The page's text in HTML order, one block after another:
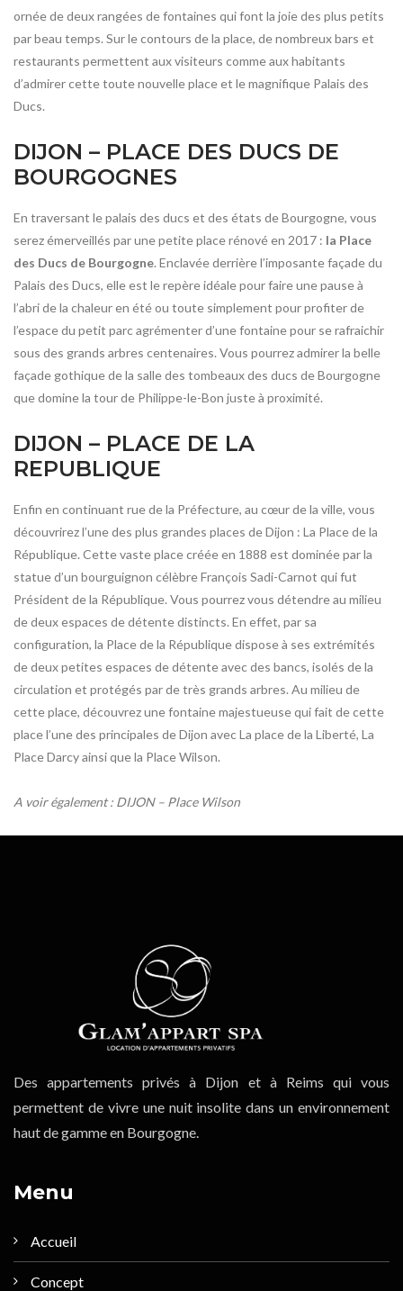
ornée de deux rangées de fontaines qui font la joie des plus petits
par beau temps. Sur le contours de la place, de nombreux bars et
restaurants permettent aux visiteurs comme aux habitants
d’admirer cette toute nouvelle place et le magnifique Palais des
Ducs.
DIJON – PLACE DES DUCS DE
BOURGOGNES
En traversant le palais des ducs et des états de Bourgogne, vous
serez émerveillés par une petite place rénové en 2017 : la Place
des Ducs de Bourgogne. Enclavée derrière l’imposante façade du
Palais des Ducs, elle est le repère idéale pour faire une pause à
l’abri de la chaleur en été ou toute simplement pour profiter de
l’espace du petit parc agrémenter d’une fontaine pour se rafraichir
sous des grands arbres centenaires. Vous pourrez admirer la belle
façade gothique de la salle des tombeaux des ducs de Bourgogne
que domine la tour de Philippe-le-Bon juste à proximité.
DIJON – PLACE DE LA
REPUBLIQUE
Enfin en continuant rue de la Préfecture, au cœur de la ville, vous
découvrirez l’une des plus grandes places de Dijon : La Place de la
République. Cette vaste place créée en 1888 est dominée par la
statue d’un bourguignon célèbre François Sadi-Carnot qui fut
Président de la République. Vous pourrez vous détendre au milieu
de deux espaces de détente distincts. En effet, par sa
configuration, la Place de la République dispose à ses extrémités
de deux petites espaces de détente avec des bancs, isolés de la
circulation et protégés par de très grands arbres. Au milieu de
cette place, découvrez une fontaine majestueuse qui fait de cette
place l’une des principales de Dijon avec La place de la Liberté, La
Place Darcy ainsi que la Place Wilson.
A voir également : DIJON – Place Wilson
Des appartements privés à Dijon et à Reims qui vous
permettent de vivre une nuit insolite dans un environnement
haut de gamme en Bourgogne.
Menu
Accueil
Concept